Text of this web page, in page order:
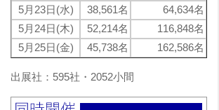
5月23日(水)
38,561名
64,634名
5月24日(木)
52,214名
116,848名
5月25日(金)
45,738名 162,586名
出展社：595社・2052小間